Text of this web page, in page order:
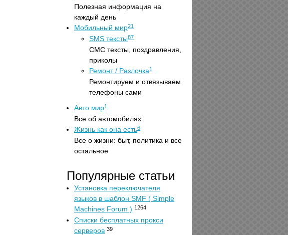
Полезная информация на
каждый день
Мобильный мир21
SMS тексты87
СМС тексты, поздравления,
приколы
Ремонт / Разлочка1
Ремонтируем и отвязываем
телефоны сами
Авто мир1
Все об автомобилях
Жизнь как она есть6
Все о жизни: быт, политика и все
остальное
Популярные статьи
Установка переключателя
языков в шаблон SMF ( Simple
Machines Forum ) 1264
Списки бесплатных прокси
серверов 39